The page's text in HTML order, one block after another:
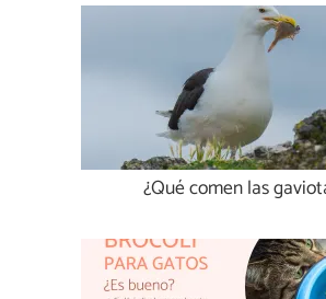
¿Qué comen las